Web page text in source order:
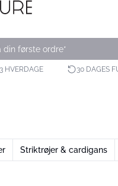
din første ordre*
HVERDAGE 30 DAGES
Striktrøjer & cardigans